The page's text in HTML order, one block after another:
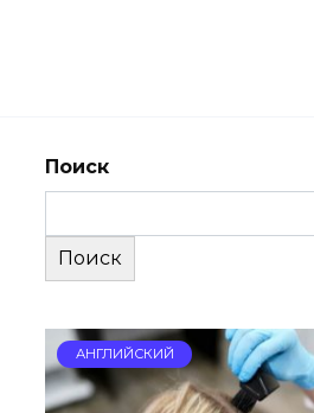
Поиск
Поиск
АНГЛИЙСКИЙ